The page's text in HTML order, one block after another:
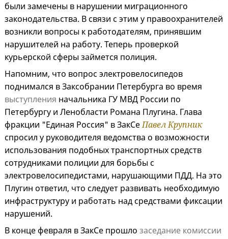
были замечены в нарушении миграционного
законодательства. В связи с этим у правоохранителей
возникли вопросы к работодателям, принявшим
нарушителей на работу. Теперь проверкой
курьерской сферы займется полиция.
Напомним, что вопрос электровелосипедов
поднимался в Заксобрании Петербурга во время
выступления начальника ГУ МВД России по
Петербургу и Ленобласти Романа Плугина. Глава
фракции "Единая Россия" в ЗакСеПавел Крупник
спросил у руководителя ведомства о возможности
использования подобных транспортных средств
сотрудниками полиции для борьбы с
электровелосипедистами, нарушающими ПДД. На это
Плугин ответил, что следует развивать необходимую
инфраструктуру и работать над средствами фиксации
нарушений.
В конце февраля в ЗакСе прошло заседание комиссии